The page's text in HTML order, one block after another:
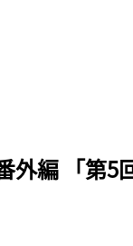
編 「第5